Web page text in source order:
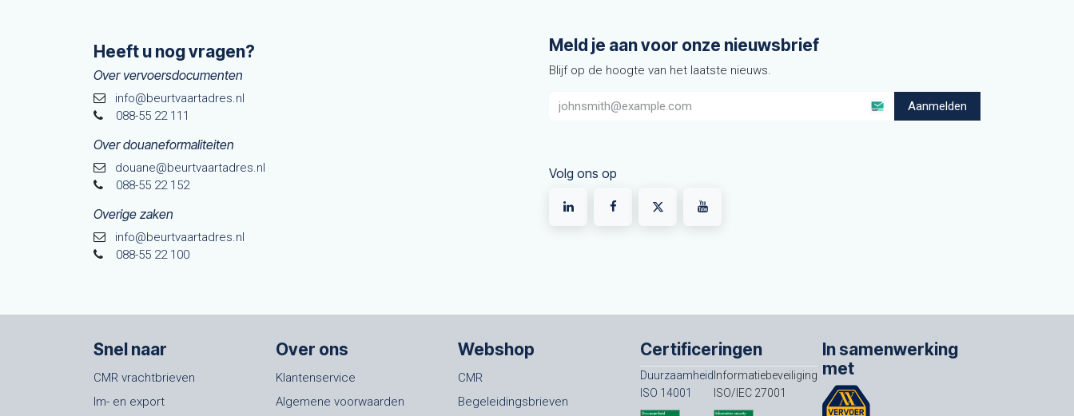
Heeft u nog vragen?
Over vervoersdocumenten
info@beurtvaartadres.nl
088-55 22 111
Over douaneformaliteiten
douane@beurtvaarta​dres.nl
088-55 22 152
Overige zaken
info@beurtvaartadres.nl
088-55 22 100
Meld je aan voor onze nieuwsbrief
Blijf op de hoogte van het laatste nieuws.
Aanmelden
Volg ons op
Snel naar
CMR vrachtbrieven
Im- en export
Over ons
Klantenservice
Algemene voorwaarden
Webshop
CMR
Begeleidingsbrieven
Certificeringen
Duurzaamheid
ISO 14001
Informatiebeveiliging
ISO/IEC 27001
In samenwerking
met